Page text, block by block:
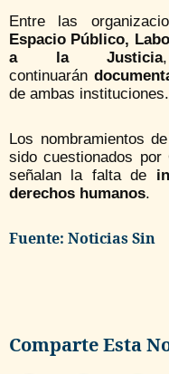
Entre las
Espacio Público,
a la Justicia
continuarán
de ambas instituciones.
Los nombramientos de
sido cuestionados
señalan la falta de
derechos humanos.
Fuente: Noticias Sin
Comparte Esta